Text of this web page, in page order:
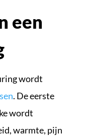
een
wordt
. De eerste
wordt
warmte, pijn